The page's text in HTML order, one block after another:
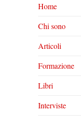
Home
Chi sono
Articoli
Formazione
Libri
Interviste